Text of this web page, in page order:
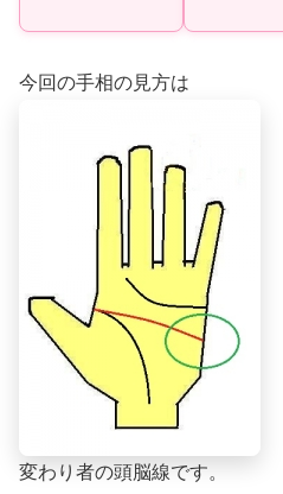
今回の手相の見方は
変わり者の頭脳線です。